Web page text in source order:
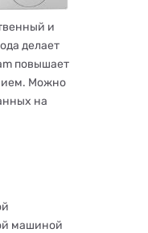
и
делает
повышает
Можно
на
машиной